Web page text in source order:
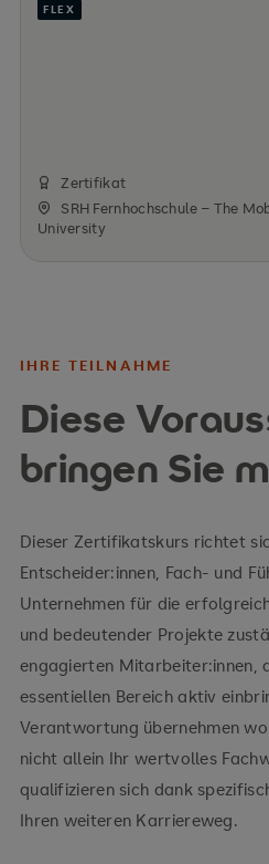
FLEX
Zertifikat
SRH Fernhochschule – The
University
IHRE TEILNAHME
Diese
bringen Sie
Dieser Zertifikatskurs richtet
Entscheider:innen, Fach- und
Unternehmen für die
und bedeutender Projekte
engagierten Mitarbeiter:innen,
essentiellen Bereich aktiv
Verantwortung übernehmen
nicht allein Ihr wertvolles
qualifizieren sich dank
Ihren weiteren Karriereweg.